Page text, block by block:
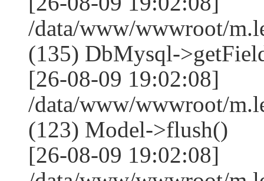
/data/www/wwwroot/
(135) DbMysql-
[26-08-09 19:02:08]
/data/www/wwwroot/
(123) Model->flush()
[26-08-09 19:02:08]